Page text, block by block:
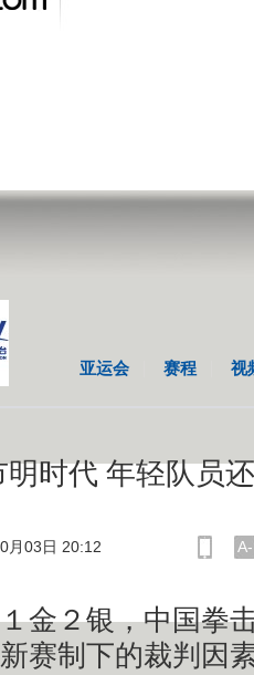
亚运会 赛程 视
时代 年轻队员
月03日 20:12 A-
２银，中国拳击
赛制下的裁判因